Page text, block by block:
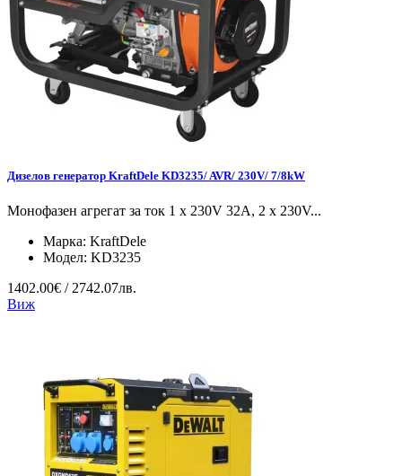
Дизелов генератор KraftDele KD3235/ AVR/ 230V/ 7/8kW
Монофазен агрегат за ток 1 x 230V 32A, 2 x 230V...
Марка: KraftDele
Модел: KD3235
1402.00€ / 2742.07лв.
Виж